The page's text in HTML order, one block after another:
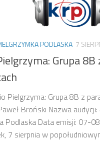
PODLASKA 7
Grupa
Pielgrzyma: Grupa 8B z
Broński Nazwa
Podlaska Data emisji: 07-
7 sierpnia w